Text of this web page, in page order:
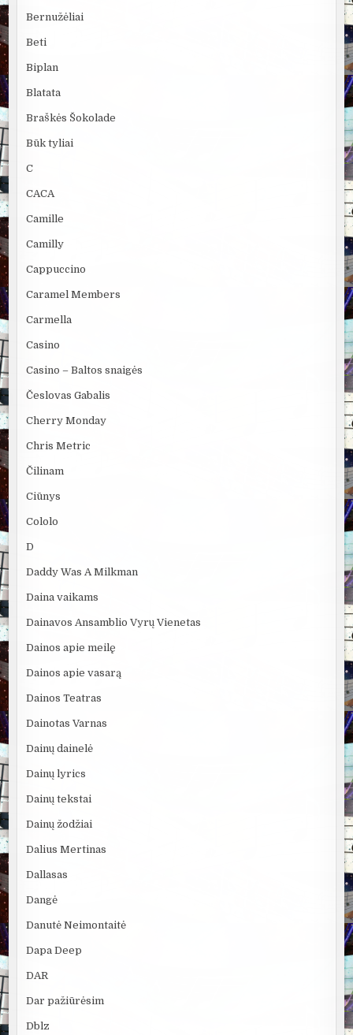
Bernužėliai
Beti
Biplan
Blatata
Braškės Šokolade
Būk tyliai
C
CACA
Camille
Camilly
Cappuccino
Caramel Members
Carmella
Casino
Casino – Baltos snaigės
Česlovas Gabalis
Cherry Monday
Chris Metric
Čilinam
Ciūnys
Cololo
D
Daddy Was A Milkman
Daina vaikams
Dainavos Ansamblio Vyrų Vienetas
Dainos apie meilę
Dainos apie vasarą
Dainos Teatras
Dainotas Varnas
Dainų dainelė
Dainų lyrics
Dainų tekstai
Dainų žodžiai
Dalius Mertinas
Dallasas
Dangė
Danutė Neimontaitė
Dapa Deep
DAR
Dar pažiūrėsim
Dblz